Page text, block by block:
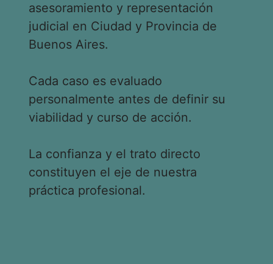
asesoramiento y representación
judicial en Ciudad y Provincia de
Buenos Aires.
Cada caso es evaluado
personalmente antes de definir su
viabilidad y curso de acción.
La confianza y el trato directo
constituyen el eje de nuestra
práctica profesional.